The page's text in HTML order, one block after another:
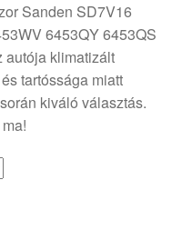
Sanden SD7V16
6453QY 6453QS
autója klimatizált
tartóssága miatt
kiváló választás.